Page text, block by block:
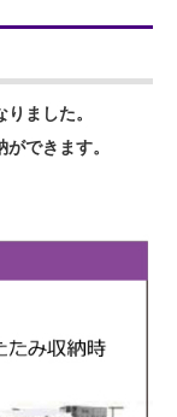
ました。
できます。